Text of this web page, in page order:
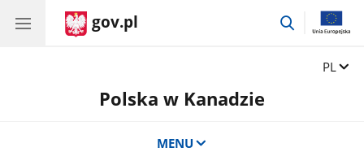
gov.pl
przejdź
Zmień
PL
Polska w Kanadzie
MENU